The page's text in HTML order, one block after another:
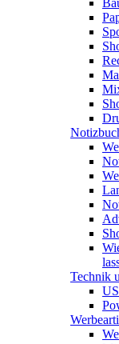
Technik